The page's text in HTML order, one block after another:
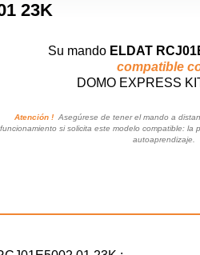
23K
Su mando ELDAT
compatible
DOMO EXPRESS
Atención !Asegúrese de tener el mando a
funcionamiento si solicita este modelo compatible: la
autoaprendizaje.